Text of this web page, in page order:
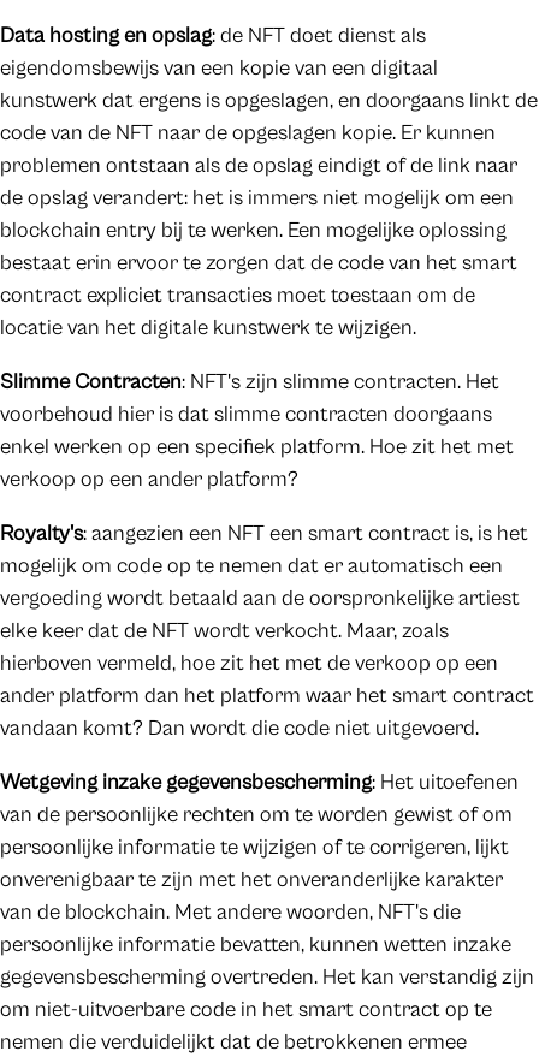
Data hosting en opslag: de NFT doet dienst als
eigendomsbewijs van een kopie van een digitaal
kunstwerk dat ergens is opgeslagen, en doorgaans linkt de
code van de NFT naar de opgeslagen kopie. Er kunnen
problemen ontstaan als de opslag eindigt of de link naar
de opslag verandert: het is immers niet mogelijk om een
blockchain entry bij te werken. Een mogelijke oplossing
bestaat erin ervoor te zorgen dat de code van het smart
contract expliciet transacties moet toestaan om de
locatie van het digitale kunstwerk te wijzigen.
Slimme Contracten: NFT's zijn slimme contracten. Het
voorbehoud hier is dat slimme contracten doorgaans
enkel werken op een specifiek platform. Hoe zit het met
verkoop op een ander platform?
Royalty's: aangezien een NFT een smart contract is, is het
mogelijk om code op te nemen dat er automatisch een
vergoeding wordt betaald aan de oorspronkelijke artiest
elke keer dat de NFT wordt verkocht. Maar, zoals
hierboven vermeld, hoe zit het met de verkoop op een
ander platform dan het platform waar het smart contract
vandaan komt? Dan wordt die code niet uitgevoerd.
Wetgeving inzake gegevensbescherming: Het uitoefenen
van de persoonlijke rechten om te worden gewist of om
persoonlijke informatie te wijzigen of te corrigeren, lijkt
onverenigbaar te zijn met het onveranderlijke karakter
van de blockchain. Met andere woorden, NFT's die
persoonlijke informatie bevatten, kunnen wetten inzake
gegevensbescherming overtreden. Het kan verstandig zijn
om niet-uitvoerbare code in het smart contract op te
nemen die verduidelijkt dat de betrokkenen ermee